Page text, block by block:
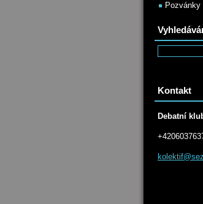
Pozvánky
Kontakt
Debatní
kolektif